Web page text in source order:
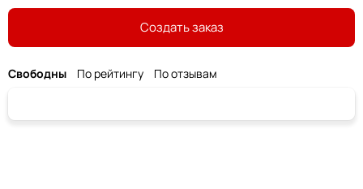
Создать заказ
Свободны По рейтингу По отзывам